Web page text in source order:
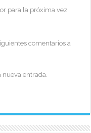
para la próxima vez
comentarios a
entrada.